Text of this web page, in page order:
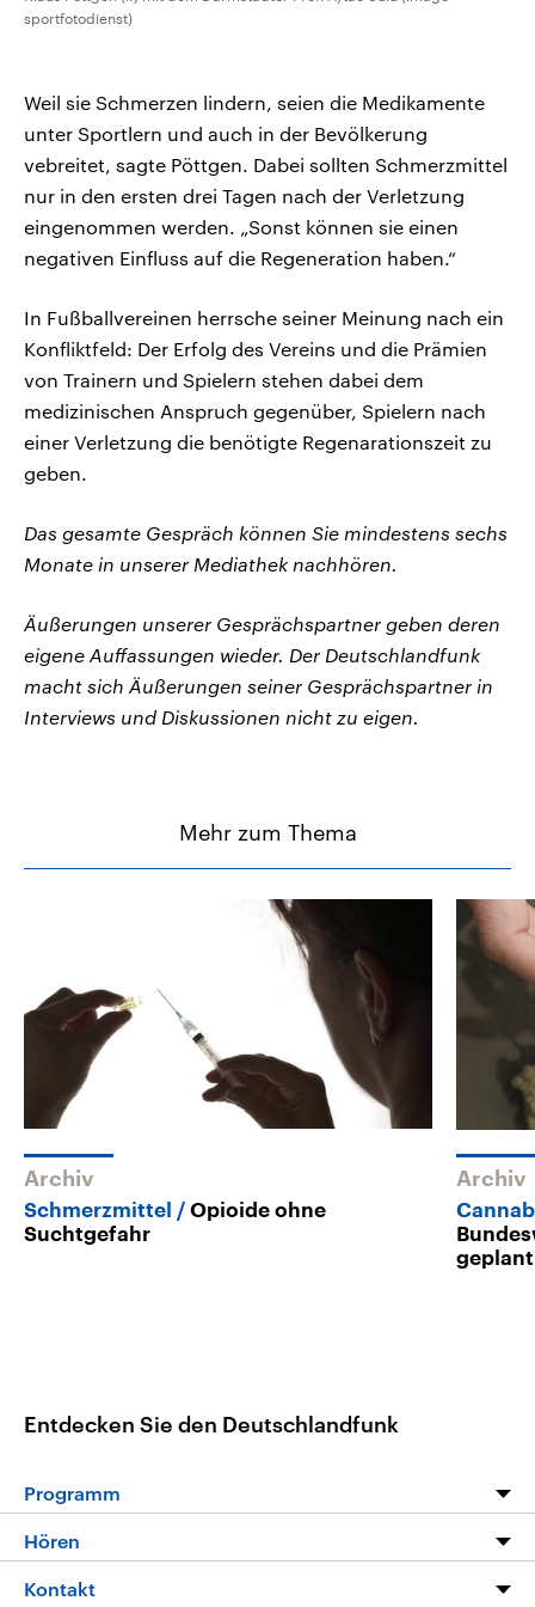
sportfotodienst)
Weil sie Schmerzen lindern, seien die Medikamente
unter Sportlern und auch in der Bevölkerung
vebreitet, sagte Pöttgen. Dabei sollten Schmerzmittel
nur in den ersten drei Tagen nach der Verletzung
eingenommen werden. „Sonst können sie einen
negativen Einfluss auf die Regeneration haben.“
In Fußballvereinen herrsche seiner Meinung nach ein
Konfliktfeld: Der Erfolg des Vereins und die Prämien
von Trainern und Spielern stehen dabei dem
medizinischen Anspruch gegenüber, Spielern nach
einer Verletzung die benötigte Regenarationszeit zu
geben.
Das gesamte Gespräch können Sie mindestens sechs
Monate in unserer Mediathek nachhören.
Äußerungen unserer Gesprächspartner geben deren
eigene Auffassungen wieder. Der Deutschlandfunk
macht sich Äußerungen seiner Gesprächspartner in
Interviews und Diskussionen nicht zu eigen.
Mehr zum Thema
Archiv
Schmerzmittel
Opioide ohne
Suchtgefahr
Archiv
geplant
Entdecken Sie den Deutschlandfunk
Programm
Programm
Hören
Livestream
Kontakt